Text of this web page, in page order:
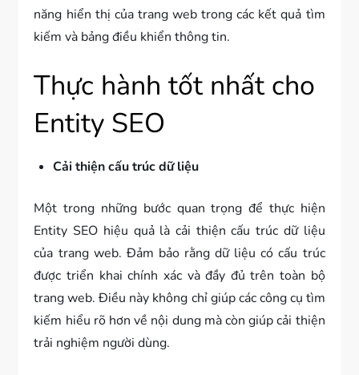
năng hiển thị của trang web trong các kết quả tìm
kiếm và bảng điều khiển thông tin.
Thực hành tốt nhất cho
Entity SEO
Cải thiện cấu trúc dữ liệu
Một trong những bước quan trọng để thực hiện
Entity SEO hiệu quả là cải thiện cấu trúc dữ liệu
của trang web. Đảm bảo rằng dữ liệu có cấu trúc
được triển khai chính xác và đầy đủ trên toàn bộ
trang web. Điều này không chỉ giúp các công cụ tìm
kiếm hiểu rõ hơn về nội dung mà còn giúp cải thiện
trải nghiệm người dùng.